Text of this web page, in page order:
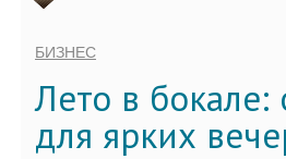
БИЗНЕС
Лето в
для ярких